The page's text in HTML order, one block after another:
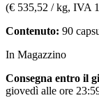
(€ 535,52 / kg, IVA
Contenuto: 90
In Magazzino
Consegna entro il
giovedì alle ore